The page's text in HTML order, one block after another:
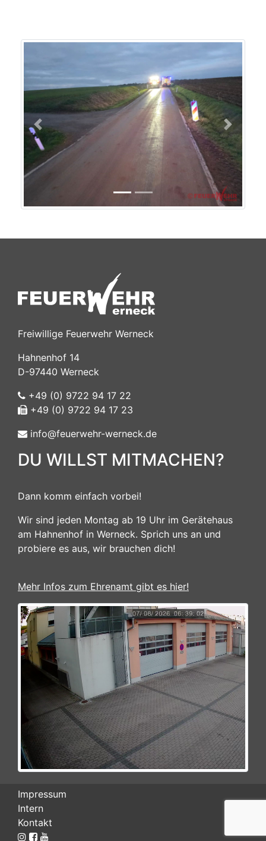
Previous Next
Freiwillige Feuerwehr Werneck
Hahnenhof 14
D-97440 Werneck
+49 (0) 9722 94 17 22
+49 (0) 9722 94 17 23
info@feuerwehr-werneck.de
DU WILLST MITMACHEN?
Dann komm einfach vorbei!
Wir sind jeden Montag ab 19 Uhr im Gerätehaus
am Hahnenhof in Werneck. Sprich uns an und
probiere es aus, wir brauchen dich!
Mehr Infos zum Ehrenamt gibt es hier!
Impressum
Intern
Kontakt